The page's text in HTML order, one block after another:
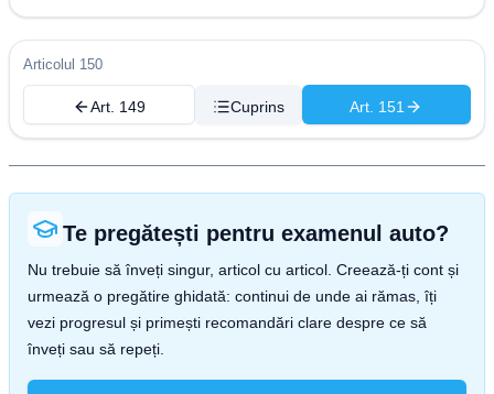
Articolul 150
Art. 149 Cuprins Art. 151
Te pregătești pentru examenul auto?
Nu trebuie să înveți singur, articol cu articol. Creează-ți cont și
urmează o pregătire ghidată: continui de unde ai rămas, îți
vezi progresul și primești recomandări clare despre ce să
înveți sau să repeți.